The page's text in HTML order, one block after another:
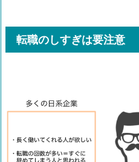
転職のしすぎは要注意